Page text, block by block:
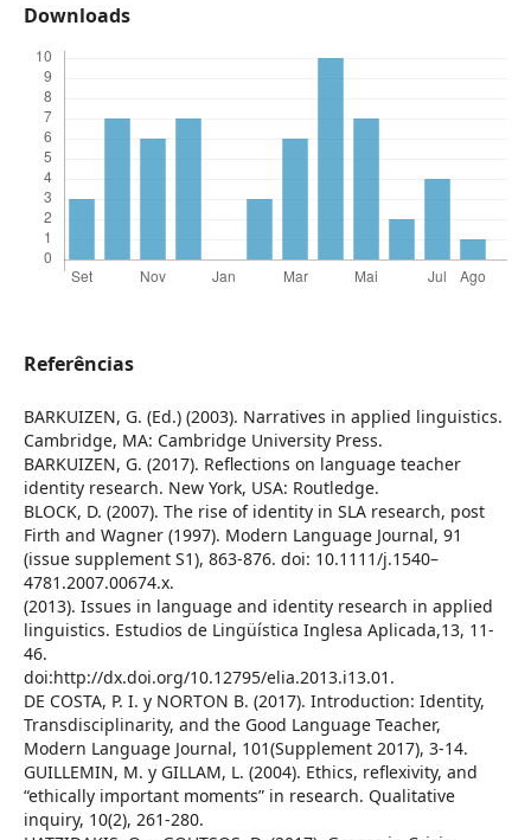
Downloads
Referências
BARKUIZEN, G. (Ed.) (2003). Narratives in applied linguistics.
Cambridge, MA: Cambridge University Press.
BARKUIZEN, G. (2017). Reflections on language teacher
identity research. New York, USA: Routledge.
BLOCK, D. (2007). The rise of identity in SLA research, post
Firth and Wagner (1997). Modern Language Journal, 91
(issue supplement S1), 863-876. doi: 10.1111/j.1540–
4781.2007.00674.x.
(2013). Issues in language and identity research in applied
linguistics. Estudios de Lingüística Inglesa Aplicada,13, 11-
46.
doi:http://dx.doi.org/10.12795/elia.2013.i13.01.
DE COSTA, P. I. y NORTON B. (2017). Introduction: Identity,
Transdisciplinarity, and the Good Language Teacher,
Modern Language Journal, 101(Supplement 2017), 3-14.
GUILLEMIN, M. y GILLAM, L. (2004). Ethics, reflexivity, and
“ethically important moments” in research. Qualitative
inquiry, 10(2), 261-280.